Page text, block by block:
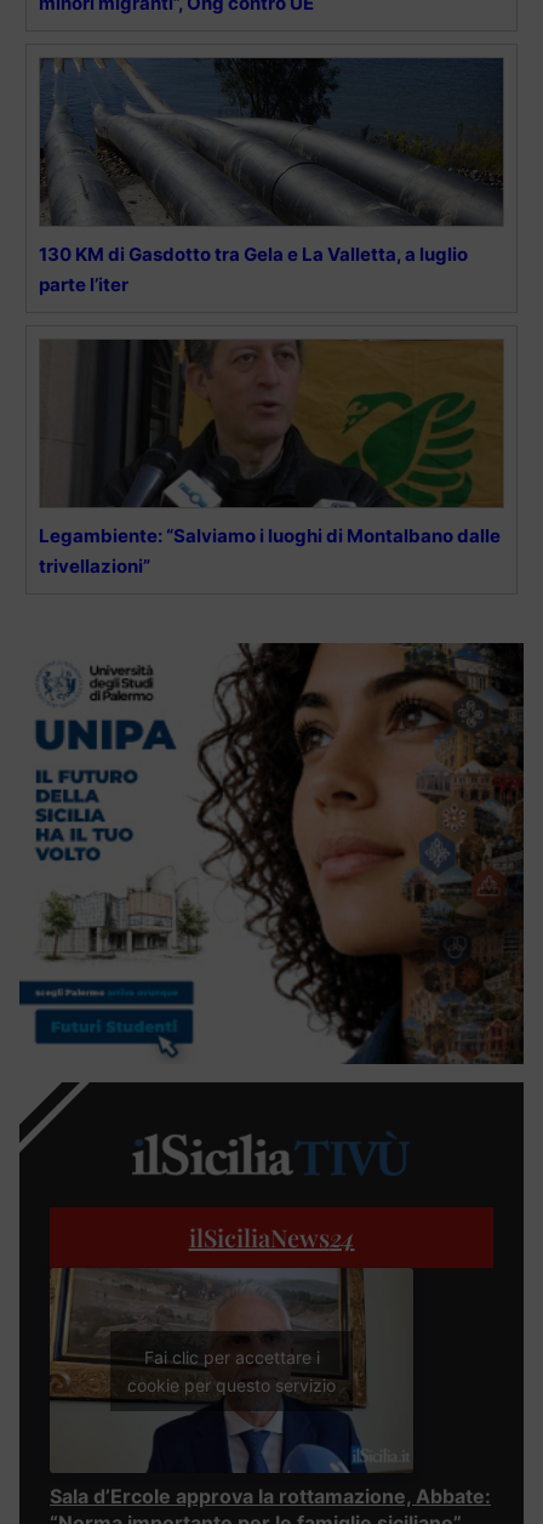
130 KM di Gasdotto tra Gela e La Valletta, a luglio
parte l’iter
Legambiente: “Salviamo i luoghi di Montalbano dalle
trivellazioni”
ilSiciliaNews24
Fai clic per accettare i
cookie per questo servizio
Sala d’Ercole approva la rottamazione, Abbate: